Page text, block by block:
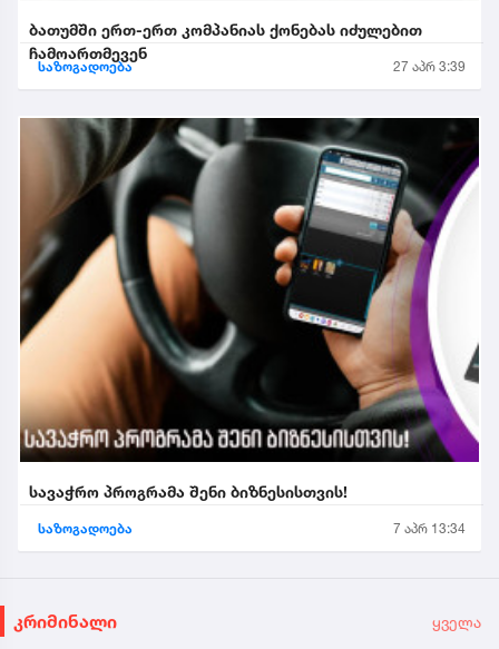
ბათუმში ერთ-ერთ კომპანიას ქონებას იძულებით
ჩამოართმევენ
საზოგადოება 27 აპრ 3:39
სავაჭრო პროგრამა შენი ბიზნესისთვის!
საზოგადოება 7 აპრ 13:34
კრიმინალი ყველა